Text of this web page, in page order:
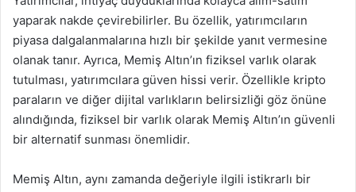
yaparak nakde çevirebilirler. Bu özellik, yatırımcıların
piyasa dalgalanmalarına hızlı bir şekilde yanıt vermesine
olanak tanır. Ayrıca, Memiş Altın’ın fiziksel varlık olarak
tutulması, yatırımcılara güven hissi verir. Özellikle kripto
paraların ve diğer dijital varlıkların belirsizliği göz önüne
alındığında, fiziksel bir varlık olarak Memiş Altın’ın güvenli
bir alternatif sunması önemlidir.
Memiş Altın, aynı zamanda değeriyle ilgili istikrarlı bir